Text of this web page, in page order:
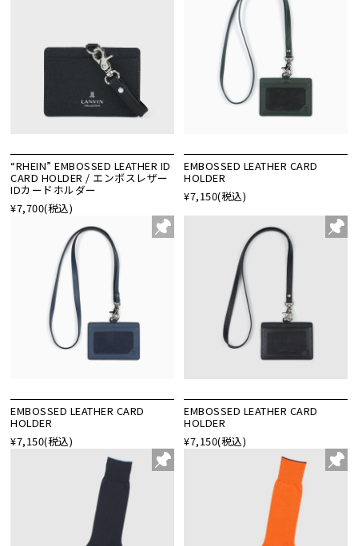
“RHEIN” EMBOSSED LEATHER ID
CARD HOLDER / エンボスレザー
IDカードホルダー
¥7,700(税込)
EMBOSSED LEATHER CARD
HOLDER
¥7,150(税込)
EMBOSSED LEATHER CARD
HOLDER
¥7,150(税込)
EMBOSSED LEATHER CARD
HOLDER
¥7,150(税込)